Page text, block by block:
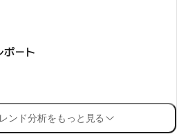
ポート
ンド分析をもっと見る